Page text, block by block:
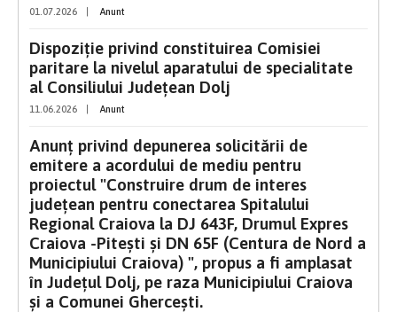
01.07.2026 Anunt
Dispoziție privind constituirea Comisiei
paritare la nivelul aparatului de specialitate
al Consiliului Județean Dolj
11.06.2026 Anunt
Anunț privind depunerea solicitării de
emitere a acordului de mediu pentru
proiectul "Construire drum de interes
județean pentru conectarea Spitalului
Regional Craiova la DJ 643F, Drumul Expres
Craiova -Pitești și DN 65F (Centura de Nord a
Municipiului Craiova) ", propus a fi amplasat
în Județul Dolj, pe raza Municipiului Craiova
și a Comunei Ghercești.